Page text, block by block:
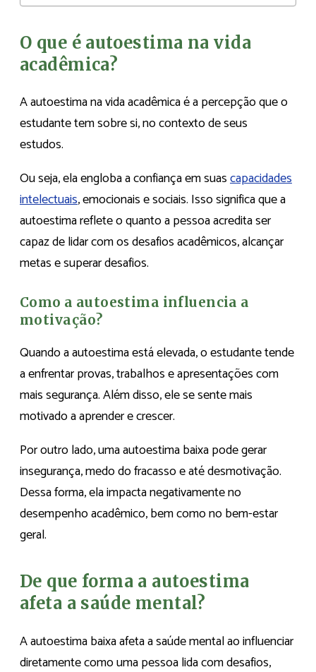
O que é autoestima na vida
acadêmica?
A autoestima na vida acadêmica é a percepção que o
estudante tem sobre si, no contexto de seus
estudos.
Ou seja, ela engloba a confiança em suascapacidades
intelectuais, emocionais e sociais. Isso significa que a
autoestima reflete o quanto a pessoa acredita ser
capaz de lidar com os desafios acadêmicos, alcançar
metas e superar desafios.
Como a autoestima influencia a
motivação?
Quando a autoestima está elevada, o estudante tende
a enfrentar provas, trabalhos e apresentações com
mais segurança. Além disso, ele se sente mais
motivado a aprender e crescer.
Por outro lado, uma autoestima baixa pode gerar
insegurança, medo do fracasso e até desmotivação.
Dessa forma, ela impacta negativamente no
desempenho acadêmico, bem como no bem-estar
geral.
De que forma a autoestima
afeta a saúde mental?
A autoestima baixa afeta a saúde mental ao influenciar
diretamente como uma pessoa lida com desafios,